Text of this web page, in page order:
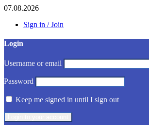
07.08.2026
Sign in / Join
Login
Username or email
Password
Keep me signed in until I sign out